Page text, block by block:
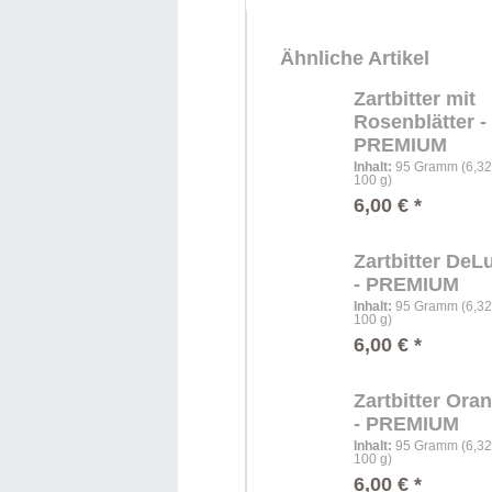
Ähnliche Artikel
Zartbitter mit
Rosenblätter -
PREMIUM
Inhalt: 95 Gramm
100 g)
6,00 € *
Zartbitter
- PREMIUM
Inhalt: 95 Gramm
100 g)
6,00 € *
Zartbitter
- PREMIUM
Inhalt: 95 Gramm
100 g)
6,00 € *